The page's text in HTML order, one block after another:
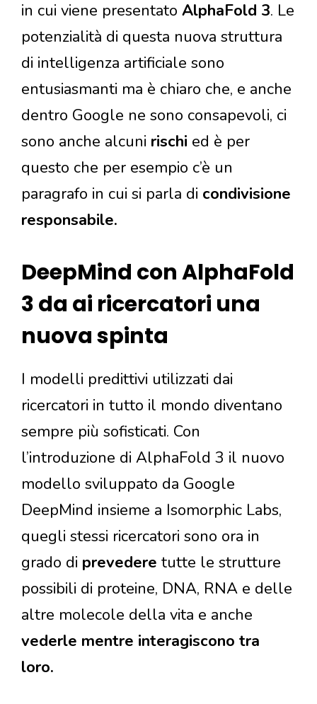
in cui viene presentato AlphaFold 3. Le
potenzialità di questa nuova struttura
di intelligenza artificiale sono
entusiasmanti ma è chiaro che, e anche
dentro Google ne sono consapevoli, ci
sono anche alcuni rischi ed è per
questo che per esempio c’è un
paragrafo in cui si parla di condivisione
responsabile.
DeepMind con AlphaFold
3 da ai ricercatori una
nuova spinta
I modelli predittivi utilizzati dai
ricercatori in tutto il mondo diventano
sempre più sofisticati. Con
l’introduzione di AlphaFold 3 il nuovo
modello sviluppato da Google
DeepMind insieme a Isomorphic Labs,
quegli stessi ricercatori sono ora in
grado di prevedere tutte le strutture
possibili di proteine, DNA, RNA e delle
altre molecole della vita e anche
vederle mentre interagiscono tra
loro.